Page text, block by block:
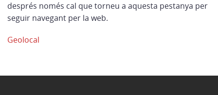
després només cal que torneu a aquesta pestanya per
seguir navegant per la web.
Geolocal